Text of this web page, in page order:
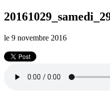
le 9 novembre 2016